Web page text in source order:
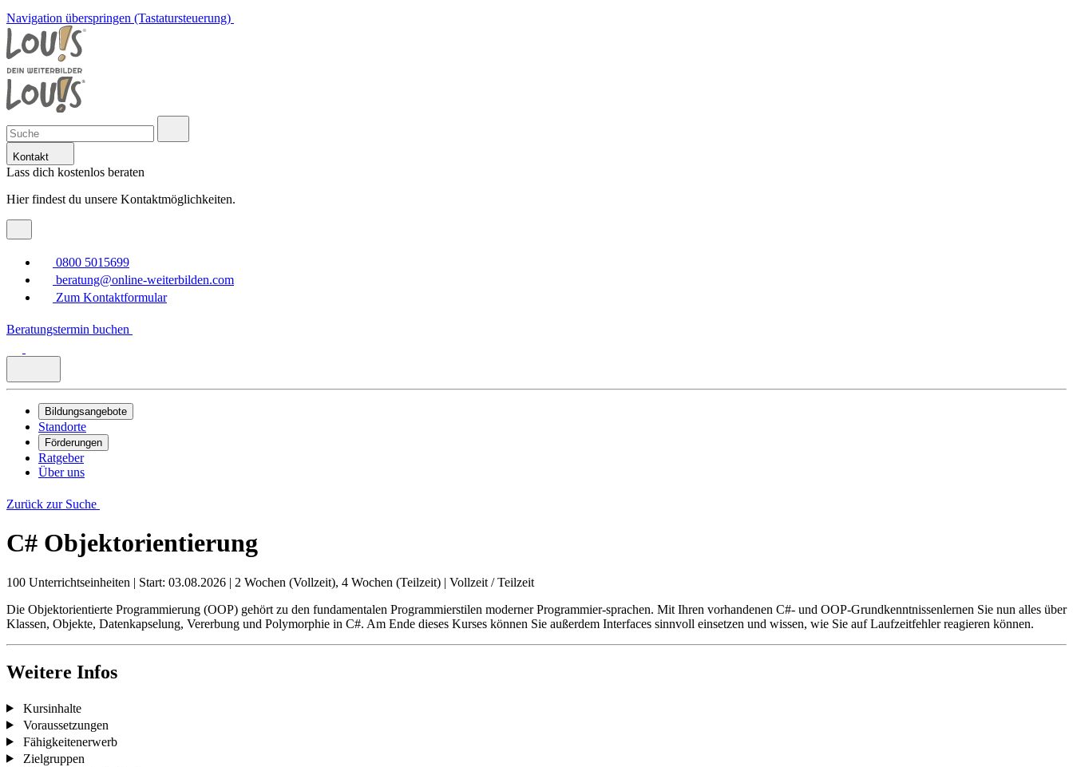
Navigation überspringen (Tastatursteuerung)
Kontakt
Lass dich kostenlos beraten
Hier findest du unsere Kontaktmöglichkeiten.
0800 5015699
beratung@online-weiterbilden.com
Zum Kontaktformular
Beratungstermin buchen
Bildungsangebote
Standorte
Förderungen
Ratgeber
Über uns
Zurück zur Suche
C# Objektorientierung
100 Unterrichtseinheiten | Start: 03.08.2026 | 2 Wochen (Vollzeit), 4 Wochen (Teilzeit) | Vollzeit / Teilzeit
Die Objektorientierte Programmierung (OOP) gehört zu den fundamentalen Programmierstilen moderner Programmier-sprachen. Mit Ihren vorhandenen C#- und OOP-Grundkenntnissenlernen Sie nun alles über
Klassen, Objekte, Datenkapselung, Vererbung und Polymorphie in C#. Am Ende dieses Kurses können Sie außerdem Interfaces sinnvoll einsetzen und wissen, wie Sie auf Laufzeitfehler reagieren können.
Weitere Infos
Kursinhalte
Voraussetzungen
Fähigkeitenerwerb
Zielgruppen